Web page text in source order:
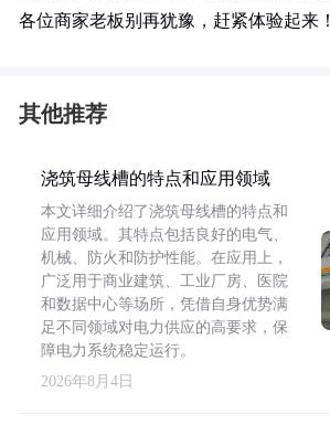
各位商家老板别再犹豫，赶紧体验起来！
其他推荐
浇筑母线槽的特点和应用领域
本文详细介绍了浇筑母线槽的特点和
应用领域。其特点包括良好的电气、
机械、防火和防护性能。在应用上，
广泛用于商业建筑、工业厂房、医院
和数据中心等场所，凭借自身优势满
足不同领域对电力供应的高要求，保
障电力系统稳定运行。
2026年8月4日